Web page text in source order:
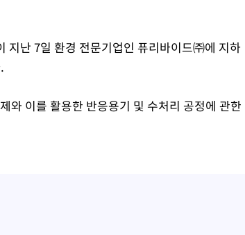
지난 7일 환경 전문기업인 퓨리바이드㈜에 지하
와 이를 활용한 반응용기 및 수처리 공정에 관한